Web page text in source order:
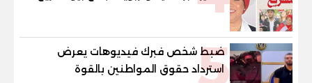
القوانين وصناعة الأجيال لبناء الإنسان
5
ضبط شخص فبرك فيديوهات يعرض
استرداد حقوق المواطنين بالقوة